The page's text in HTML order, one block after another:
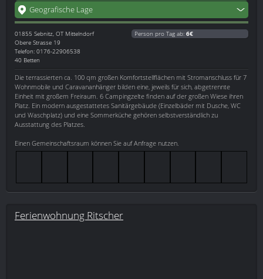
Geografische Lage
01855 Sebnitz, OT Mittelndorf
Obere Strasse 19
Telefon: 0176-22906538
40 Betten
Person pro Tag ab: 6€
Die terrassierten ca. 100 qm großen Komfortstellflächen mit Stromanschluss für 7
Wohnmobile und Caravananhänger bilden eine, jeweils für sich, abgetrennte
Einheit mit großem Freiraum. 6 Campingzelte finden auf der großen Wiese ihren
Platz. Ein modern ausgestattetes Sanitärgebäude (Einzelbäder mit Dusche, WC
und Waschplatz) und eine Sommerküche gehören selbstverständlich zu
Ausstattung des Platzes.
Einen Gemeinschaftsraum können Sie auf Anfrage nutzen.
Ferienwohnung Ritscher